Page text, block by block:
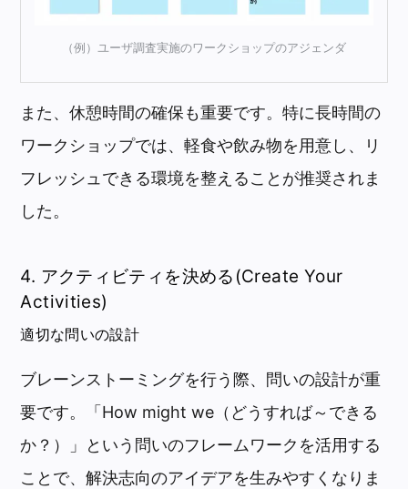
（例）ユーザ調査実施のワークショップのアジェンダ
また、休憩時間の確保も重要です。特に長時間の
ワークショップでは、軽食や飲み物を用意し、リ
フレッシュできる環境を整えることが推奨されま
した。
4. アクティビティを決める(Create Your
Activities)
適切な問いの設計
ブレーンストーミングを行う際、問いの設計が重
要です。「How might we（どうすれば～できる
か？）」という問いのフレームワークを活用する
ことで、解決志向のアイデアを生みやすくなりま